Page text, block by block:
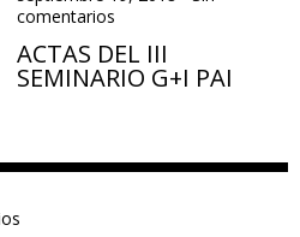
comentarios
ACTAS DEL III
SEMINARIO G+I PAI